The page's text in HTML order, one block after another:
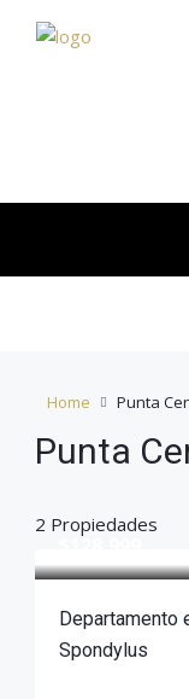
Home Punta
Punta
2 Propiedades
Departamento
Spondylus